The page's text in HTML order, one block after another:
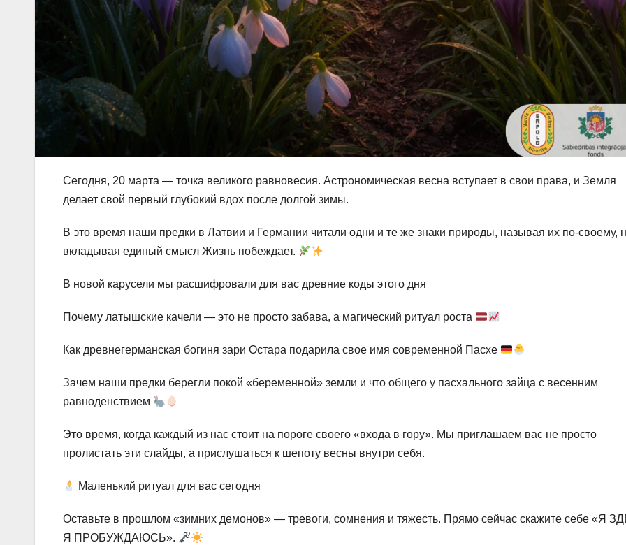
Сегодня, 20 марта — точка великого равновесия. Астрономическая весна вступает в свои права, и Земля
делает свой первый глубокий вдох после долгой зимы.
В это время наши предки в Латвии и Германии читали одни и те же знаки природы, называя их по-своему,
вкладывая единый смысл Жизнь побеждает.
В новой карусели мы расшифровали для вас древние коды этого дня
Почему латышские качели — это не просто забава, а магический ритуал роста
Как древнегерманская богиня зари Остара подарила свое имя современной Пасхе
Зачем наши предки берегли покой «беременной» земли и что общего у пасхального зайца с весенним
равноденствием
Это время, когда каждый из нас стоит на пороге своего «входа в гору». Мы приглашаем вас не просто
пролистать эти слайды, а прислушаться к шепоту весны внутри себя.
Маленький ритуал для вас сегодня
Оставьте в прошлом «зимних демонов» — тревоги, сомнения и тяжесть. Прямо сейчас скажите себе «Я
Я ПРОБУЖДАЮСЬ».